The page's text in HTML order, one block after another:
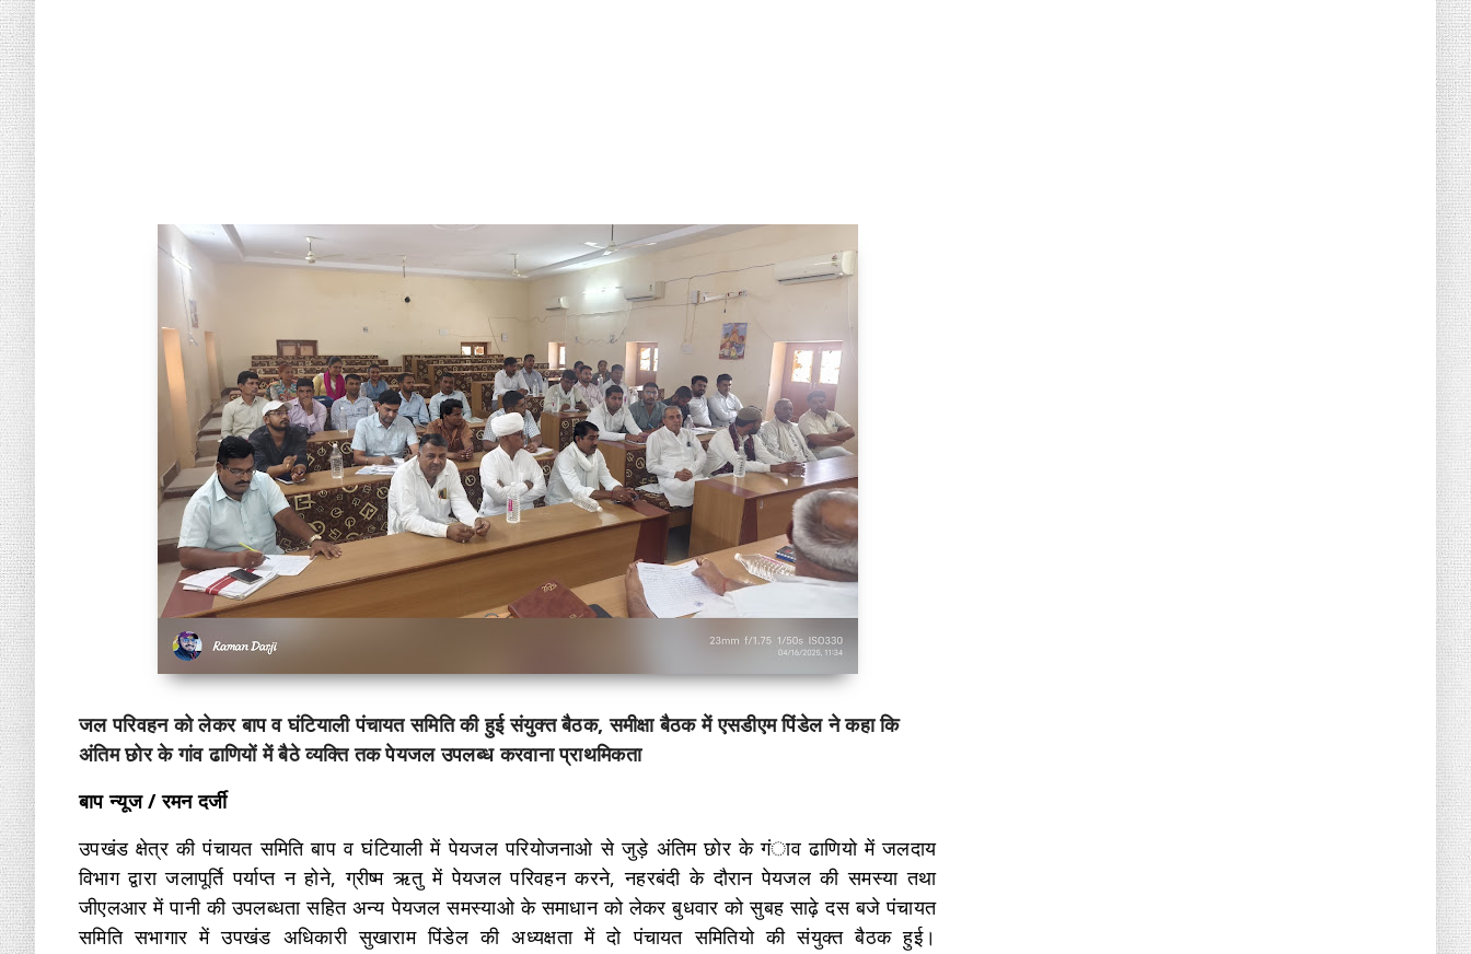
जल परिवहन को लेकर बाप व घंटियाली पंचायत समिति की हुई संयुक्त बैठक, समीक्षा बैठक में एसडीएम पिंडेल ने कहा कि
अंतिम छोर के गांव ढाणियों में बैठे व्यक्ति तक पेयजल उपलब्ध करवाना प्राथमिकता
बाप न्यूज / रमन दर्जी
उपखंड क्षेत्र की पंचायत समिति बाप व घंटियाली में पेयजल परियोजनाओ से जुड़े अंतिम छोर के गंाव ढाणियो में जलदाय
विभाग द्वारा जलापूर्ति पर्याप्त न होने, ग्रीष्म ऋतु में पेयजल परिवहन करने, नहरबंदी के दौरान पेयजल की समस्या तथा
जीएलआर में पानी की उपलब्धता सहित अन्य पेयजल समस्याओ के समाधान को लेकर बुधवार को सुबह साढ़े दस बजे पंचायत
समिति सभागार में उपखंड अधिकारी सुखाराम पिंडेल की अध्यक्षता में दो पंचायत समितियो की संयुक्त बैठक हुई।